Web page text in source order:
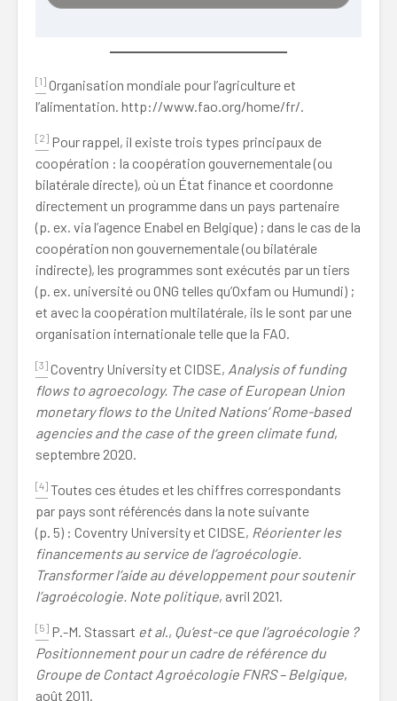
[1] Organisation mondiale pour l’agriculture et
l’alimentation. http://www.fao.org/home/fr/.
[2] Pour rappel, il existe trois types principaux de
coopération : la coopération gouvernementale (ou
bilatérale directe), où un État finance et coordonne
directement un programme dans un pays partenaire
(p. ex. via l’agence Enabel en Belgique) ; dans le cas de la
coopération non gouvernementale (ou bilatérale
indirecte), les programmes sont exécutés par un tiers
(p. ex. université ou ONG telles qu’Oxfam ou Humundi) ;
et avec la coopération multilatérale, ils le sont par une
organisation internationale telle que la FAO.
[3] Coventry University et CIDSE, Analysis of funding
flows to agroecology. The case of European Union
monetary flows to the United Nations’ Rome-based
agencies and the case of the green climate fund,
septembre 2020.
[4] Toutes ces études et les chiffres correspondants
par pays sont référencés dans la note suivante
(p. 5) : Coventry University et CIDSE, Réorienter les
financements au service de l’agroécologie.
Transformer l’aide au développement pour soutenir
l’agroécologie. Note politique, avril 2021.
[5] P.-M. Stassart et al., Qu’est-ce que l’agroécologie ?
Positionnement pour un cadre de référence du
Groupe de Contact Agroécologie FNRS – Belgique,
août 2011.